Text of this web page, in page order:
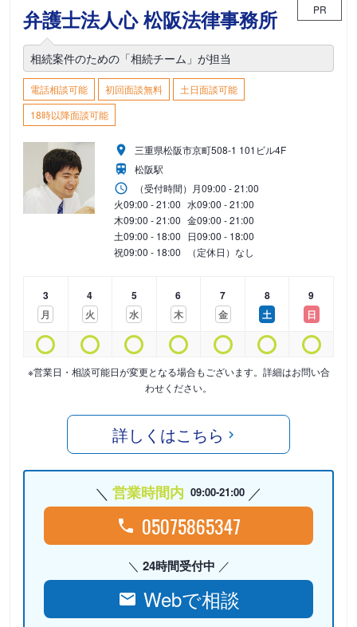
弁護士法人心 松阪法律事務所 PR
相続案件のための「相続チーム」が担当
電話相談可能 初回面談無料
土日面談可能
18時以降面談可能
三重県松阪市京町508-1 101ビル4F
松阪駅
（受付時間） 月09:00 - 21:00
火09:00 - 21:00 水09:00 - 21:00
木09:00 - 21:00 金09:00 - 21:00
土09:00 - 18:00 日09:00 - 18:00
祝09:00 - 18:00 （定休日）なし
3
月
4
火
5
水
6
木
7
金
8
土
9
日
※営業日・相談可能日が変更となる場合もございます。詳細はお問い合
わせください。
詳しくはこちら
営業時間内 09:00-21:00
05075865347
24時間受付中
Webで相談